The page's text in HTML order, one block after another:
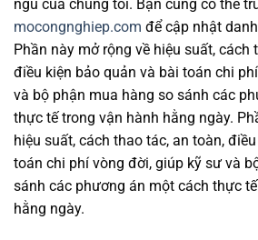
ngũ của chúng tôi. Bạn cũng có thể
mocongnghiep.com để cập nhật
Phần này mở rộng về hiệu suất, cách
điều kiện bảo quản và bài toán chi
và bộ phận mua hàng so sánh các
thực tế trong vận hành hằng ngày.
hiệu suất, cách thao tác, an toàn,
toán chi phí vòng đời, giúp kỹ sư và
sánh các phương án một cách thực
hằng ngày.